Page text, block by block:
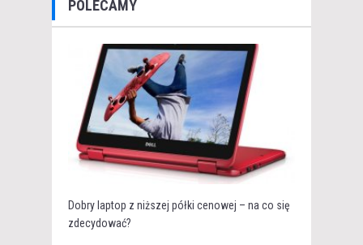
POLECAMY
Dobry laptop z niższej półki cenowej – na co się
zdecydować?